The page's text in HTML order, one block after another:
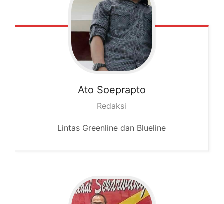
Ato Soeprapto
Redaksi
Lintas Greenline dan Blueline